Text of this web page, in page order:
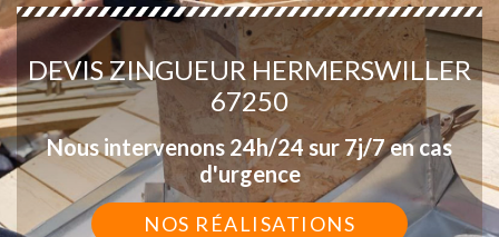
DEVIS ZINGUEUR HERMERSWILLER
67250
Nous intervenons 24h/24 sur 7j/7 en cas
d'urgence
NOS RÉALISATIONS